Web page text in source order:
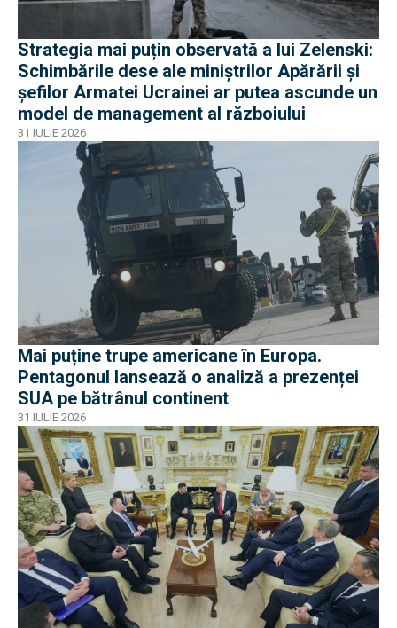
Strategia mai puțin observată a lui Zelenski:
Schimbările dese ale miniștrilor Apărării și
șefilor Armatei Ucrainei ar putea ascunde un
model de management al războiului
31 IULIE 2026
Mai puține trupe americane în Europa.
Pentagonul lansează o analiză a prezenței
SUA pe bătrânul continent
31 IULIE 2026